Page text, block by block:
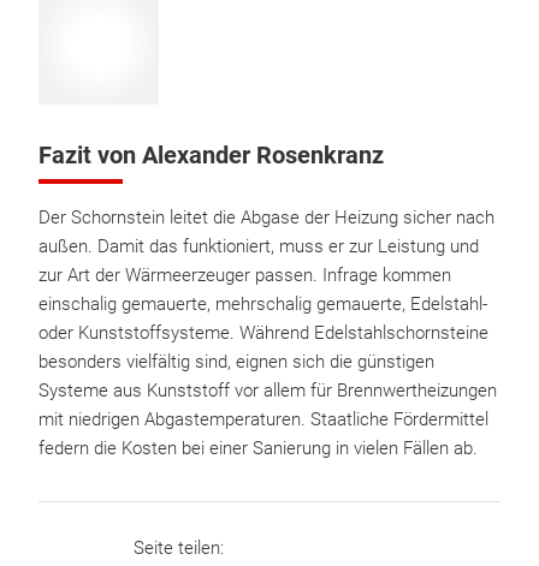
Fazit von Alexander Rosenkranz
Der Schornstein leitet die Abgase der Heizung sicher nach
außen. Damit das funktioniert, muss er zur Leistung und
zur Art der Wärmeerzeuger passen. Infrage kommen
einschalig gemauerte, mehrschalig gemauerte, Edelstahl-
oder Kunststoffsysteme. Während Edelstahlschornsteine
besonders vielfältig sind, eignen sich die günstigen
Systeme aus Kunststoff vor allem für Brennwertheizungen
mit niedrigen Abgastemperaturen. Staatliche Fördermittel
federn die Kosten bei einer Sanierung in vielen Fällen ab.
Seite teilen: